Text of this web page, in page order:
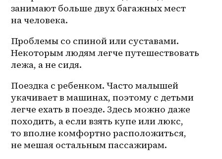
занимают больше двух багажных мест
на человека.
Проблемы со спиной или суставами.
Некоторым людям легче путешествовать
лежа, а не сидя.
Поездка с ребенком. Часто малышей
укачивает в машинах, поэтому с детьми
легче ехать в поезде. Здесь можно даже
походить, а если взять купе или люкс,
то вполне комфортно расположиться,
не мешая остальным пассажирам.